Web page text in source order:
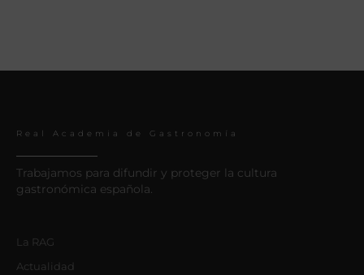
Real Academia de Gastronomía
Trabajamos para difundir y proteger la cultura
gastronómica española.
La RAG
Actualidad